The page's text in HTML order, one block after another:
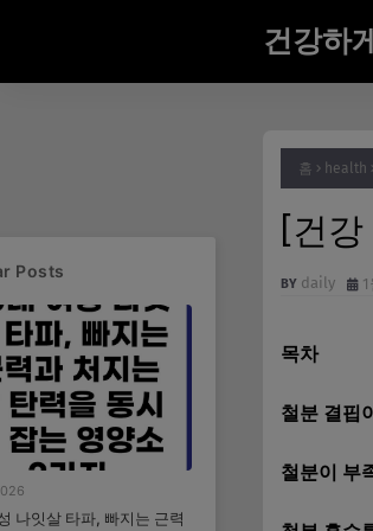
건강하
홈 health
[건
daily
목차
철분 결핍
철분이 부
Posts
나잇살 타파, 빠지는 근력